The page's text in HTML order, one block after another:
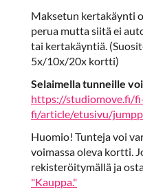
Maksetun kertakäynti
perua mutta siitä ei
tai kertakäyntiä.
5x/10x/20x kortti)
Selaimella tunneille
https://studiomove.fi/
fi/article/etusivu/
Huomio! Tunteja voi
voimassa oleva kortti.
rekisteröitymällä ja
"Kauppa."